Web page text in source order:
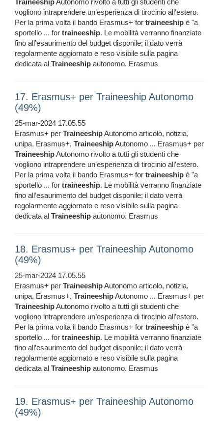
TraineeshipAutonomo rivolto a tutti gli studenti che
vogliono intraprendere un’esperienza di tirocinio all’estero.
Per la prima volta il bando Erasmus+ for traineeship è "a
sportello ... for traineeship. Le mobilità verranno finanziate
fino all’esaurimento del budget disponile; il dato verrà
regolarmente aggiornato e reso visibile sulla pagina
dedicata al Traineeship autonomo. Erasmus
17. Erasmus+ per Traineeship Autonomo
(49%)
25-mar-2024 17.05.55
Erasmus+ per TraineeshipAutonomo articolo, notizia,
unipa, Erasmus+, TraineeshipAutonomo ... Erasmus+ per
TraineeshipAutonomo rivolto a tutti gli studenti che
vogliono intraprendere un’esperienza di tirocinio all’estero.
Per la prima volta il bando Erasmus+ for traineeship è "a
sportello ... for traineeship. Le mobilità verranno finanziate
fino all’esaurimento del budget disponile; il dato verrà
regolarmente aggiornato e reso visibile sulla pagina
dedicata al Traineeship autonomo. Erasmus
18. Erasmus+ per Traineeship Autonomo
(49%)
25-mar-2024 17.05.55
Erasmus+ per TraineeshipAutonomo articolo, notizia,
unipa, Erasmus+, TraineeshipAutonomo ... Erasmus+ per
TraineeshipAutonomo rivolto a tutti gli studenti che
vogliono intraprendere un’esperienza di tirocinio all’estero.
Per la prima volta il bando Erasmus+ for traineeship è "a
sportello ... for traineeship. Le mobilità verranno finanziate
fino all’esaurimento del budget disponile; il dato verrà
regolarmente aggiornato e reso visibile sulla pagina
dedicata al Traineeship autonomo. Erasmus
19. Erasmus+ per Traineeship Autonomo
(49%)